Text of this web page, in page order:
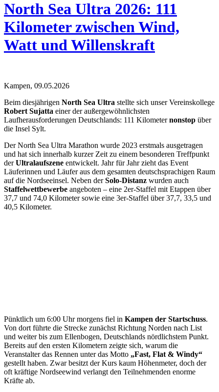
North Sea Ultra 2026: 111
Kilometer zwischen Wind,
Watt und Willenskraft
Kampen, 09.05.2026
Beim diesjährigen North Sea Ultra stellte sich unser Vereinskollege
Robert Sujatta einer der außergewöhnlichsten
Laufherausforderungen Deutschlands: 111 Kilometernonstop über
die Insel Sylt.
Der North Sea Ultra Marathon wurde 2023 erstmals ausgetragen
und hat sich innerhalb kurzer Zeit zu einem besonderen Treffpunkt
derUltralaufszene entwickelt. Jahr für Jahr zieht das Event
Läuferinnen und Läufer aus dem gesamten deutschsprachigen Raum
auf die Nordseeinsel. Neben derSolo-Distanz wurden auch
Staffelwettbewerbe angeboten – eine 2er-Staffel mit Etappen über
37,7 und 74,0 Kilometer sowie eine 3er-Staffel über 37,7, 33,5 und
40,5 Kilometer.
Pünktlich um 6:00 Uhr morgens fiel in Kampen der Startschuss.
Von dort führte die Strecke zunächst Richtung Norden nach List
und weiter bis zum Ellenbogen, Deutschlands nördlichstem Punkt.
Bereits auf den ersten Kilometern zeigte sich, warum die
Veranstalter das Rennen unter das Motto „Fast, Flat & Windy“
gestellt haben. Zwar besitzt der Kurs kaum Höhenmeter, doch der
oft kräftige Nordseewind verlangt den Teilnehmenden enorme
Kräfte ab.